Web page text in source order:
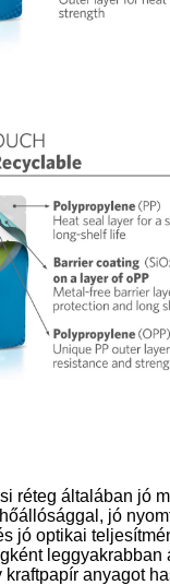
réteg általában jó
jó
jó optikai
leggyakrabban
kraftpapír anyagot